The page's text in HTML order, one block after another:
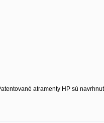
atramenty HP sú